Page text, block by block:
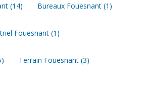
(14) Bureaux Fouesnant (1)
Fouesnant (1)
Terrain Fouesnant (3)